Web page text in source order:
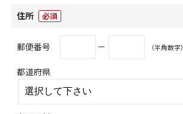
住所
必須
郵便番号 － （半角数字）
都道府県